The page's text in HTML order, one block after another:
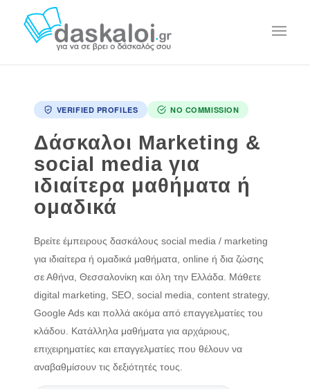
VERIFIED PROFILES NO COMMISSION
Δάσκαλοι Marketing &
social media για
ιδιαίτερα μαθήματα ή
ομαδικά
Βρείτε έμπειρους δασκάλους social media / marketing
για ιδιαίτερα ή ομαδικά μαθήματα, online ή δια ζώσης
σε Αθήνα, Θεσσαλονίκη και όλη την Ελλάδα. Μάθετε
digital marketing, SEO, social media, content strategy,
Google Ads και πολλά ακόμα από επαγγελματίες του
κλάδου. Κατάλληλα μαθήματα για αρχάριους,
επιχειρηματίες και επαγγελματίες που θέλουν να
αναβαθμίσουν τις δεξιότητές τους.